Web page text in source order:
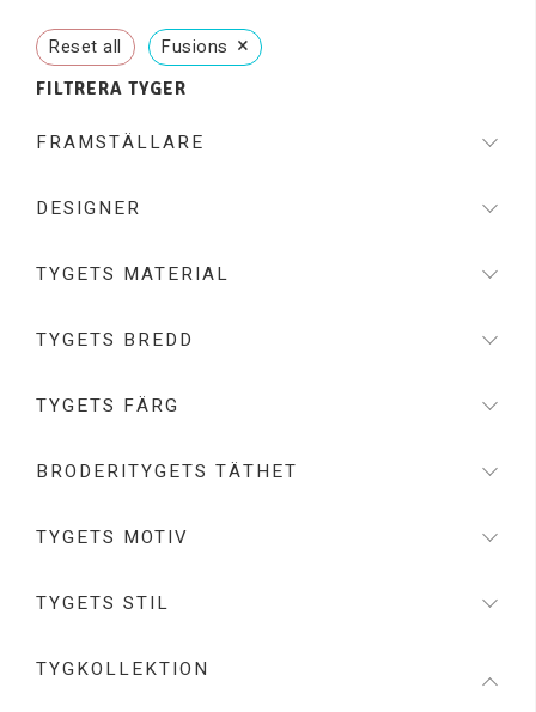
Reset all Fusions ×
FILTRERA TYGER
FRAMSTÄLLARE
DESIGNER
TYGETS MATERIAL
TYGETS BREDD
TYGETS FÄRG
BRODERITYGETS TÄTHET
TYGETS MOTIV
TYGETS STIL
TYGKOLLEKTION